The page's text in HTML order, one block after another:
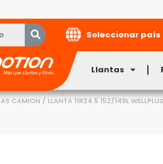
Seleccionar país
Llantas
CAMION / LLANTA 11R24.5 152/149L